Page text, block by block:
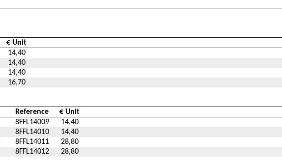
€ Unit
14,40
14,40
14,40
16,70
Reference
€ Unit
8FFL14009
14,40
8FFL14010
14,40
8FFL14011
28,80
8FFL14012 28,80